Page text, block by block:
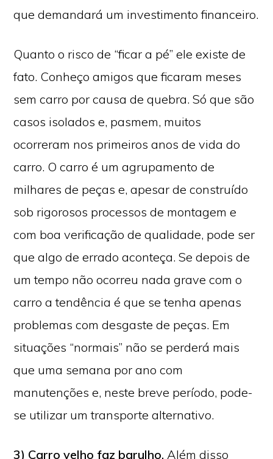
que demandará um investimento financeiro.
Quanto o risco de “ficar a pé” ele existe de
fato. Conheço amigos que ficaram meses
sem carro por causa de quebra. Só que são
casos isolados e, pasmem, muitos
ocorreram nos primeiros anos de vida do
carro. O carro é um agrupamento de
milhares de peças e, apesar de construído
sob rigorosos processos de montagem e
com boa verificação de qualidade, pode ser
que algo de errado aconteça. Se depois de
um tempo não ocorreu nada grave com o
carro a tendência é que se tenha apenas
problemas com desgaste de peças. Em
situações “normais” não se perderá mais
que uma semana por ano com
manutenções e, neste breve período, pode-
se utilizar um transporte alternativo.
3) Carro velho faz barulho.Além disso